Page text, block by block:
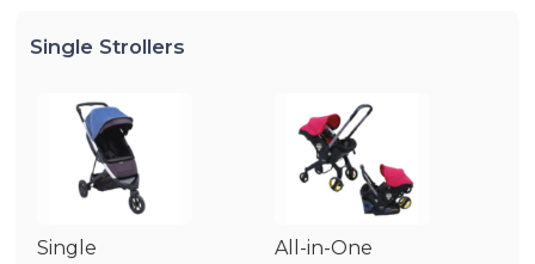
Single Strollers
Single
All-in-One